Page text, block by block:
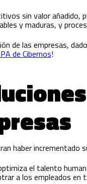
sin valor añadido,
y maduras, y
de las empresas,
de Cibernos!
haber incrementado
el talento
a los empleados en